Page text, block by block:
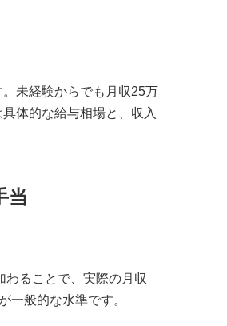
未経験からでも月収25万
体的な給与相場と、収入
当
わることで、実際の月収
が一般的な水準です。